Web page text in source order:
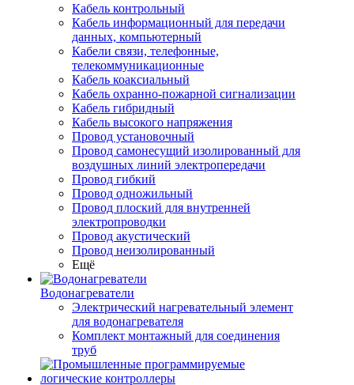
Кабель контрольный
Кабель информационный для передачи
данных, компьютерный
Кабели связи, телефонные,
телекоммуникационные
Кабель коаксиальный
Кабель охранно-пожарной сигнализации
Кабель гибридный
Кабель высокого напряжения
Провод установочный
Провод самонесущий изолированный для
воздушных линий электропередачи
Провод гибкий
Провод одножильный
Провод плоский для внутренней
электропроводки
Провод акустический
Провод неизолированный
Ещё
Водонагреватели
Электрический нагревательный элемент
для водонагревателя
Комплект монтажный для соединения
труб